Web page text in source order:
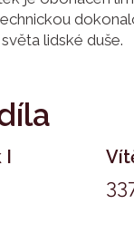
lidské duše.
I